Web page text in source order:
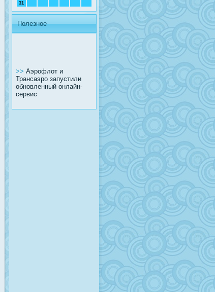
31
Полезное
>> Аэрофлот и
Трансаэро запустили
обновленный онлайн-
сервис